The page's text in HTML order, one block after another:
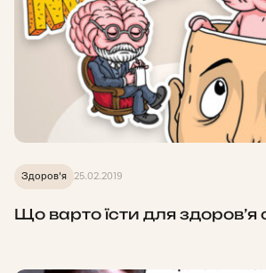
Здоров'я 25.02.2019
Що варто їсти для здоров’я